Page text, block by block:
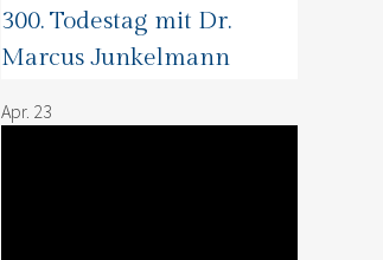
300. Todestag mit Dr.
Marcus Junkelmann
Apr. 23